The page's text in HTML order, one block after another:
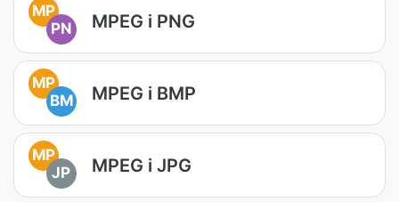
MP
PN
MPEG i PNG
MP
BM
MPEG i BMP
MP
JP
MPEG i JPG